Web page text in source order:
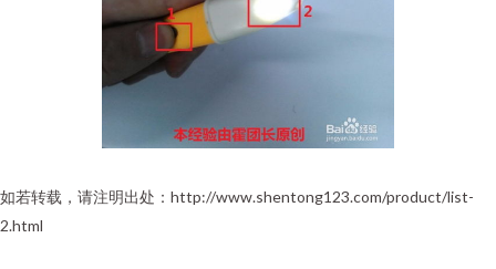
如若转载，请注明出处：http://www.shentong123.com/product/list-
2.html